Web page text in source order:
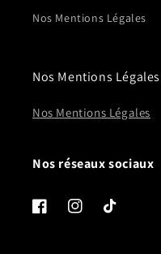
Nos Mentions Légales
Nos Mentions Légales
Nos Mentions Légales
Nos réseaux sociaux
FacebookInstagramTikTok